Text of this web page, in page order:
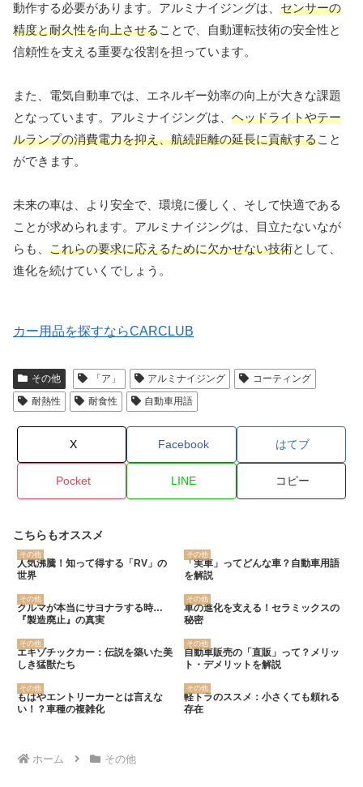
動作する必要があります。アルミナイジングは、 センサーの
精度と耐久性を向上させることで、自動運転技術の安全性と
信頼性を支える重要な役割を担っています。
また、電気自動車では、エネルギー効率の向上が大きな課題
となっています。アルミナイジングは、 ヘッドライトやテー
ルランプの消費電力を抑え、航続距離の延長に貢献すること
ができます。
未来の車は、より安全で、環境に優しく、そして快適である
ことが求められます。アルミナイジングは、目立たないなが
らも、 これらの要求に応えるために欠かせない技術として、
進化を続けていくでしょう。
カー用品を探すならCARCLUB
その他 「ア」 アルミナイジング
コーティング
耐熱性
耐食性 自動車用語
X Facebook はてブ
Pocket LINE コピー
こちらもオススメ
その他
人気沸騰！知って得する「RV」の
世界
その他
「実車」ってどんな車？自動車用語
を解説
その他
クルマが本当にサヨナラする時…
『製造廃止』の真実
その他
車の進化を支える！セラミックスの
秘密
その他
エキゾチックカー：伝説を築いた美
しき猛獣たち
その他
自動車販売の「直販」って？メリッ
ト・デメリットを解説
その他
もはやエントリーカーとは言えな
い！？車種の複雑化
その他
軽トラのススメ：小さくても頼れる
存在
ホーム その他